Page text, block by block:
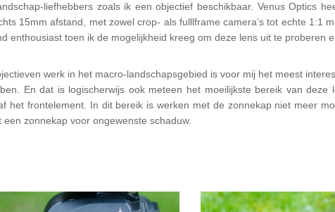
liefhebbers zoals ik een objectief beschikbaar. Venus Optics
15mm afstand, met zowel crop- als fulllframe camera’s tot echte 1:1
enthousiast toen ik de mogelijkheid kreeg om deze lens uit te proberen
werk in het macro-landschapsgebied is voor mij het meest
En dat is logischerwijs ook meteen het moeilijkste bereik van
het frontelement. In dit bereik is werken met de zonnekap niet meer
zonnekap voor ongewenste schaduw.